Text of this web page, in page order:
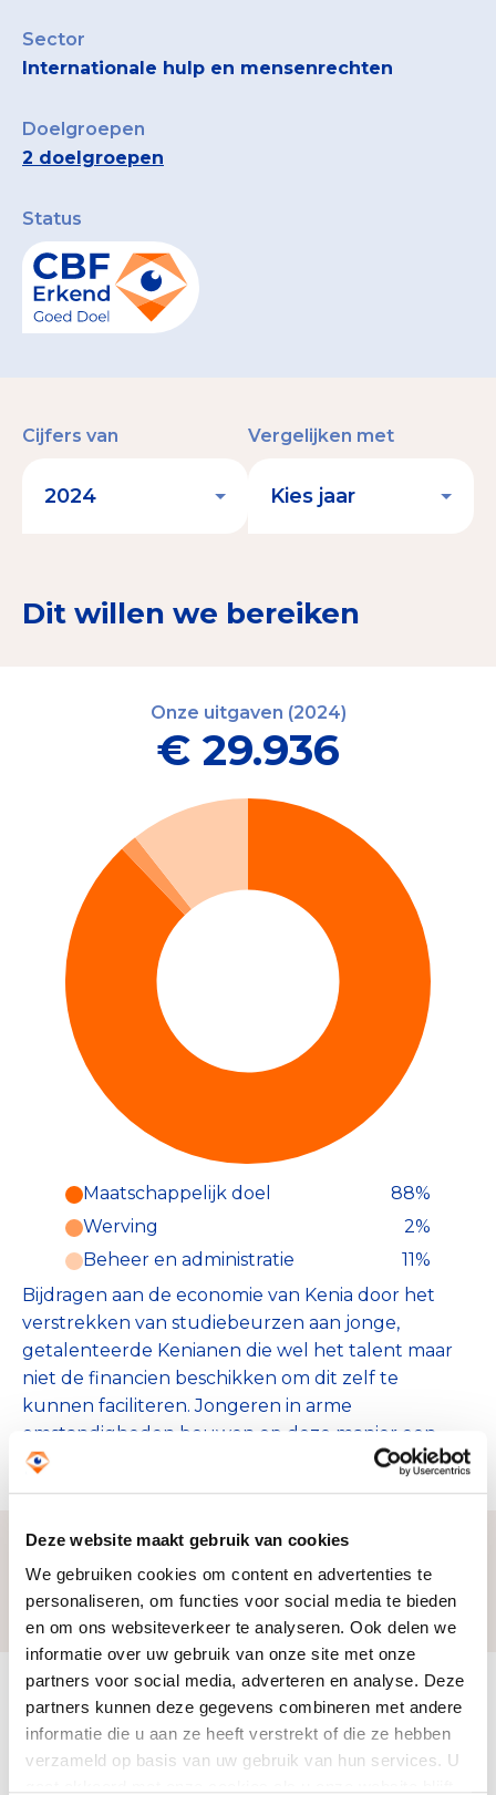
Deze website maakt gebruik van cookies
We gebruiken cookies om content en advertenties te
personaliseren, om functies voor social media te bieden
en om ons websiteverkeer te analyseren. Ook delen we
informatie over uw gebruik van onze site met onze
partners voor social media, adverteren en analyse. Deze
partners kunnen deze gegevens combineren met andere
informatie die u aan ze heeft verstrekt of die ze hebben
verzameld op basis van uw gebruik van hun services. U
Sector
Internationale hulp en mensenrechten
Doelgroepen
2 doelgroepen
Status
Dit willen we bereiken
Cijfers van Vergelijken met
Onze uitgaven (2024)
€ 29.936
Maatschappelijk doel
88%
Werving
2%
Beheer en administratie
11%
Bijdragen aan de economie van Kenia door het
verstrekken van studiebeurzen aan jonge,
getalenteerde Kenianen die wel het talent maar
niet de financien beschikken om dit zelf te
kunnen faciliteren. Jongeren in arme
omstandigheden bouwen op deze manier een
betere toekomst op.
Zo bereiken we ons doel
Doelbesteding (2024)
€ 26.307